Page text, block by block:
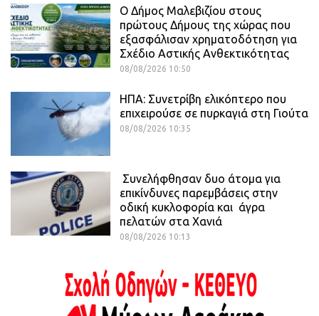
Ο Δήμος Μαλεβιζίου στους
πρώτους Δήμους της χώρας που
εξασφάλισαν χρηματοδότηση για
Σχέδιο Αστικής Ανθεκτικότητας
08/08/2026 10:50
ΗΠΑ: Συνετρίβη ελικόπτερο που
επιχειρούσε σε πυρκαγιά στη Γιούτα
08/08/2026 10:35
Συνελήφθησαν δυο άτομα για
επικίνδυνες παρεμβάσεις στην
οδική κυκλοφορία και άγρα
πελατών στα Χανιά
08/08/2026 10:13